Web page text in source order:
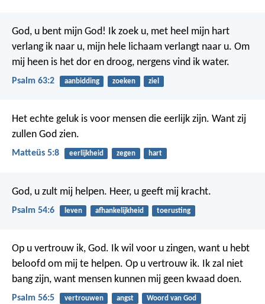
God, u bent mijn God! Ik zoek u, met heel mijn hart
verlang ik naar u, mijn hele lichaam verlangt naar u. Om
mij heen is het dor en droog, nergens vind ik water.
Psalm 63:2 aanbidding zoeken ziel
Het echte geluk is voor mensen die eerlijk zijn. Want zij
zullen God zien.
Matteüs 5:8 eerlijkheid zegen hart
God, u zult mij helpen. Heer, u geeft mij kracht.
Psalm 54:6 leven afhankelijkheid toerusting
Op u vertrouw ik, God. Ik wil voor u zingen, want u hebt
beloofd om mij te helpen. Op u vertrouw ik. Ik zal niet
bang zijn, want mensen kunnen mij geen kwaad doen.
Psalm 56:5 vertrouwen angst Woord van God